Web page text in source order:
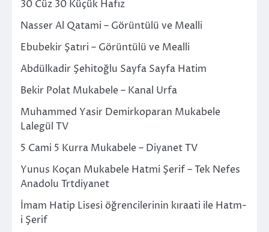
30 Cüz 30 Küçük Hafız
Nasser Al Qatami – Görüntülü ve Mealli
Ebubekir Şatıri – Görüntülü ve Mealli
Abdülkadir Şehitoğlu Sayfa Sayfa Hatim
Bekir Polat Mukabele – Kanal Urfa
Muhammed Yasir Demirkoparan Mukabele
Lalegül TV
5 Cami 5 Kurra Mukabele – Diyanet TV
Yunus Koçan Mukabele Hatmi Şerif – Tek Nefes
Anadolu Trtdiyanet
İmam Hatip Lisesi öğrencilerinin kıraati ile Hatm-
i Şerif